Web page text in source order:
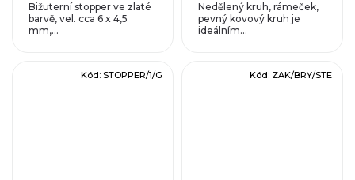
Bižuterní stopper ve zlaté
barvě, vel. cca 6 x 4,5
mm,...
Nedělený kruh, rámeček,
pevný kovový kruh je
ideálním...
Kód: STOPPER/1/G Kód: ZAK/BRY/STE